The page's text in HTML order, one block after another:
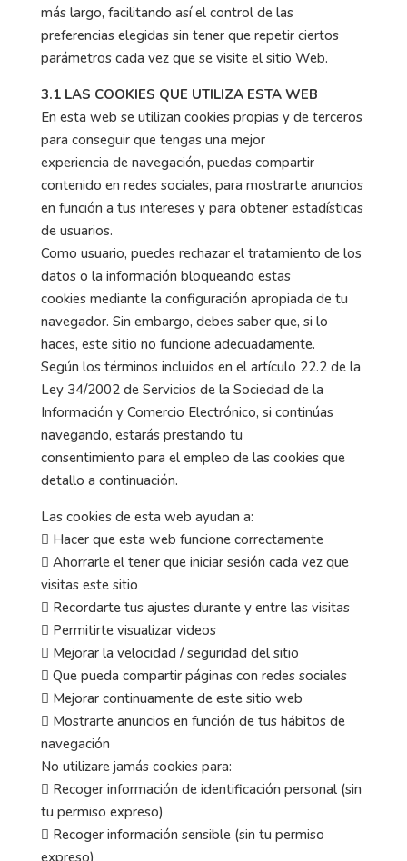
más largo, facilitando así el control de las
preferencias elegidas sin tener que repetir ciertos
parámetros cada vez que se visite el sitio Web.
3.1 LAS COOKIES QUE UTILIZA ESTA WEB
En esta web se utilizan cookies propias y de terceros
para conseguir que tengas una mejor
experiencia de navegación, puedas compartir
contenido en redes sociales, para mostrarte anuncios
en función a tus intereses y para obtener estadísticas
de usuarios.
Como usuario, puedes rechazar el tratamiento de los
datos o la información bloqueando estas
cookies mediante la configuración apropiada de tu
navegador. Sin embargo, debes saber que, si lo
haces, este sitio no funcione adecuadamente.
Según los términos incluidos en el artículo 22.2 de la
Ley 34/2002 de Servicios de la Sociedad de la
Información y Comercio Electrónico, si continúas
navegando, estarás prestando tu
consentimiento para el empleo de las cookies que
detallo a continuación.
Las cookies de esta web ayudan a:
 Hacer que esta web funcione correctamente
 Ahorrarle el tener que iniciar sesión cada vez que
visitas este sitio
 Recordarte tus ajustes durante y entre las visitas
 Permitirte visualizar videos
 Mejorar la velocidad / seguridad del sitio
 Que pueda compartir páginas con redes sociales
 Mejorar continuamente de este sitio web
 Mostrarte anuncios en función de tus hábitos de
navegación
No utilizare jamás cookies para:
 Recoger información de identificación personal (sin
tu permiso expreso)
 Recoger información sensible (sin tu permiso
expreso)